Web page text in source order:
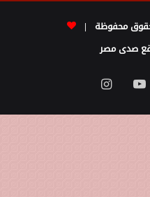
صدى مصر
يوتيوبانستقرام